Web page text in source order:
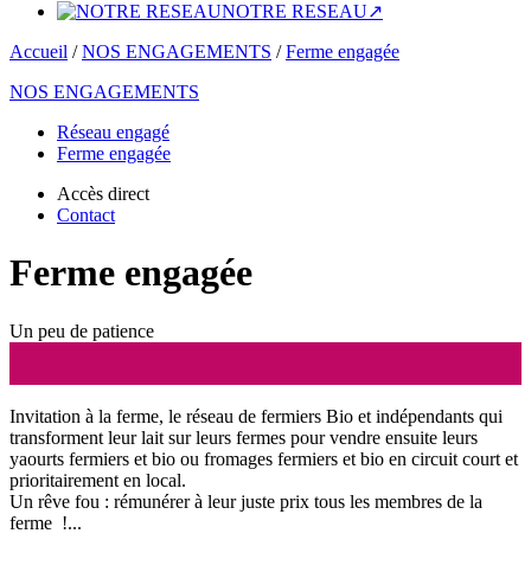
NOTRE RESEAU↗
Accueil /NOS ENGAGEMENTS /Ferme engagée
NOS ENGAGEMENTS
Réseau engagé
Ferme engagée
Accès direct
Contact
Ferme engagée
Un peu de patience
Invitation à la ferme, le réseau de fermiers Bio et indépendants qui
transforment leur lait sur leurs fermes pour vendre ensuite leurs
yaourts fermiers et bio ou fromages fermiers et bio en circuit court et
prioritairement en local.
Un rêve fou : rémunérer à leur juste prix tous les membres de la
ferme !...